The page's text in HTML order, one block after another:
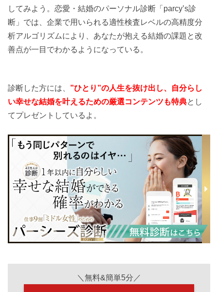
してみよう。恋愛・結婚のパーソナル診断「parcy’s診
断」では、企業で用いられる適性検査レベルの高精度分
析アルゴリズムにより、あなたが抱える結婚の課題と改
善点が一目でわかるようになっている。
診断した方には、 ”ひとり”の人生を抜け出し、自分らし
い幸せな結婚を叶えるための厳選コンテンツも特典とし
てプレゼントしているよ。
＼無料&簡単5分／